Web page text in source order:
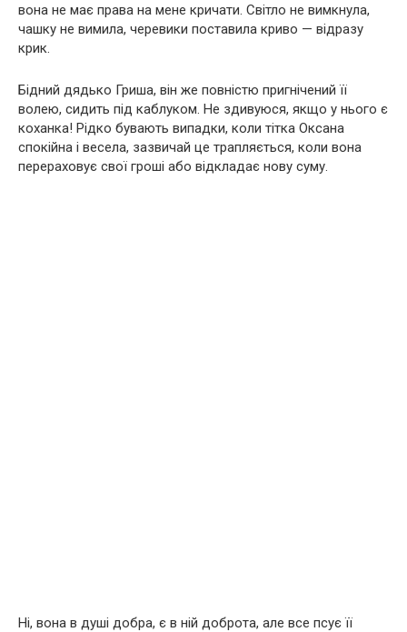
вона не має права на мене кричати. Світло не вимкнула,
чашку не вимила, черевики поставила криво — відразу
крик.
Бідний дядько Гриша, він же повністю пригнічений її
волею, сидить під каблуком. Не здивуюся, якщо у нього є
коханка! Рідко бувають випадки, коли тітка Оксана
спокійна і весела, зазвичай це трапляється, коли вона
перераховує свої гроші або відкладає нову суму.
Ні, вона в душі добра, є в ній доброта, але все псує її